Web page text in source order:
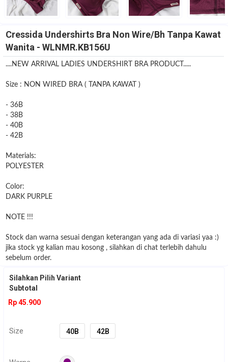
Cressida Undershirts Bra Non Wire/Bh Tanpa Kawat
Wanita - WLNMR.KB156U
....NEW ARRIVAL LADIES UNDERSHIRT BRA PRODUCT.....
Size : NON WIRED BRA ( TANPA KAWAT )
- 36B
- 38B
- 40B
- 42B
Materials:
POLYESTER
Color:
DARK PURPLE
NOTE !!!
Stock dan warna sesuai dengan keterangan yang ada di variasi yaa :)
jika stock yg kalian mau kosong , silahkan di chat terlebih dahulu
sebelum order.
Silahkan Pilih Variant
Subtotal
Rp 45.900
Size 40B 42B